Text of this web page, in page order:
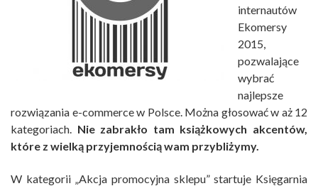
internautów
Ekomersy
2015,
pozwalające
wybrać
najlepsze
rozwiązania e-commerce w Polsce. Można głosować w aż 12
kategoriach. Nie zabrakło tam książkowych akcentów,
które z wielką przyjemnością wam przybliżymy.
W kategorii „Akcja promocyjna sklepu” startuje Księgarnia